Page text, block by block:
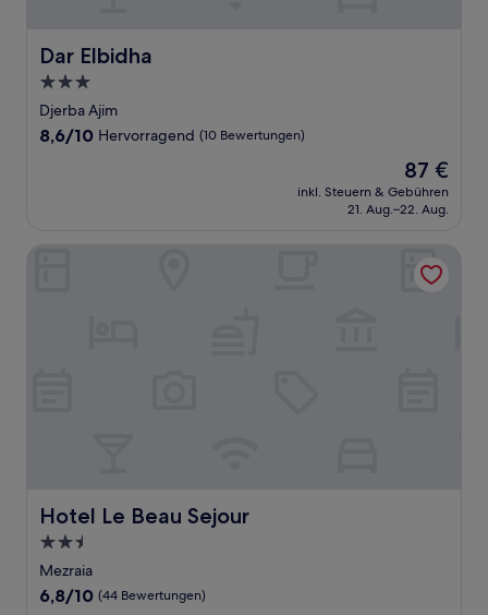
Dar Elbidha
Dar Elbidha
3.0-
Sterne-
Unterkunft
Djerba Ajim
8.6
8,6/10 Hervorragend (10 Bewertungen)
Der
Preis
beträgt
87 €
inkl. Steuern & Gebühren
21. Aug.–22. Aug.
Hotel Le Beau Sejour
Hotel Le Beau Sejour
2.5-
Sterne-
Unterkunft
Mezraia
6.8
6,8/10 (44 Bewertungen)